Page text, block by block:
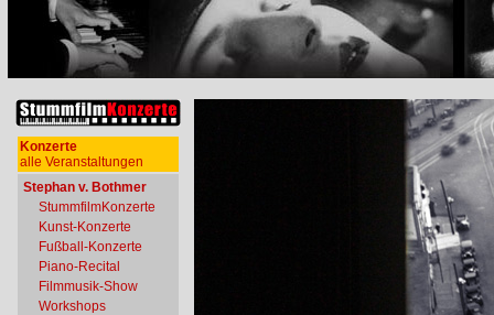
Konzerte
alle Veranstaltungen
Stephan v. Bothmer
StummfilmKonzerte
Kunst-Konzerte
Fußball-Konzerte
Piano-Recital
Filmmusik-Show
Workshops